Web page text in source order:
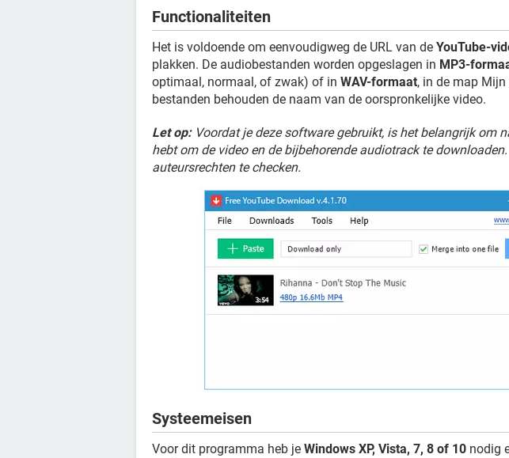
Functionaliteiten
Het is voldoende om eenvoudigweg de URL van de YouTube-
plakken. De audiobestanden worden opgeslagen in MP3-
optimaal, normaal, of zwak) of in WAV-formaat, in de map
bestanden behouden de naam van de oorspronkelijke video.
Let op:Voordat je deze software gebruikt, is het belangrijk om
hebt om de video en de bijbehorende audiotrack te
auteursrechten te checken.
Systeemeisen
Voor dit programma heb je Windows XP, Vista, 7, 8 of 10 nodig